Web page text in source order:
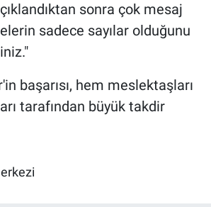
sonra çok mesaj
sadece sayılar olduğunu
başarısı, hem meslektaşları
tarafından büyük takdir